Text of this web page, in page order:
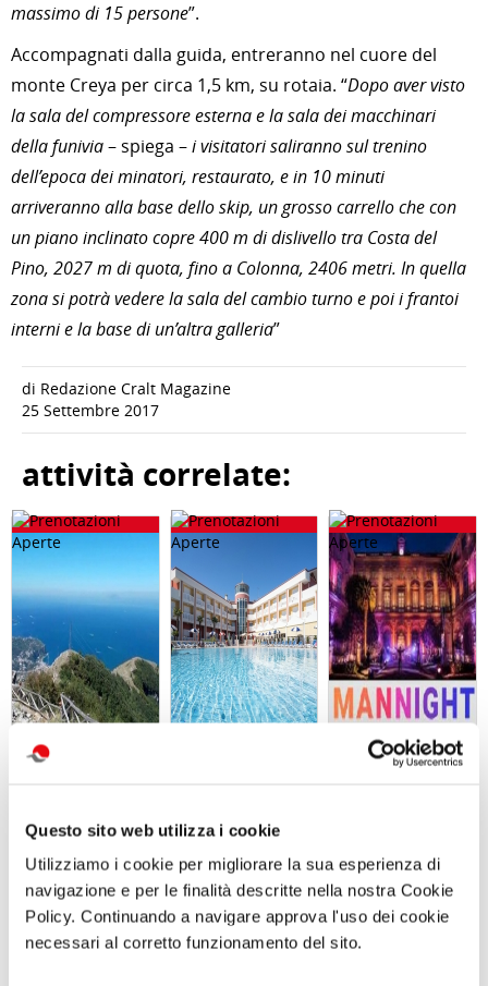
Questo sito web utilizza i cookie
Utilizziamo i cookie per migliorare la sua esperienza di
navigazione e per le finalità descritte nella nostra Cookie
Policy. Continuando a navigare approva l'uso dei cookie
necessari al corretto funzionamento del sito.
massimo di 15 persone”.
Accompagnati dalla guida, entreranno nel cuore del
monte Creya per circa 1,5 km, su rotaia. “Dopo aver visto
la sala del compressore esterna e la sala dei macchinari
della funivia– spiega –i visitatori saliranno sul trenino
dell’epoca dei minatori, restaurato, e in 10 minuti
arriveranno alla base dello skip, un grosso carrello che con
un piano inclinato copre 400 m di dislivello tra Costa del
Pino, 2027 m di quota, fino a Colonna, 2406 metri. In quella
zona si potrà vedere la sala del cambio turno e poi i frantoi
interni e la base di un’altra galleria”
di Redazione Cralt Magazine
25 Settembre 2017
attività correlate:
Trekking con
SUL GOLFO
Sabato 19
Settembre 2026
ore 09:30
o dall 11 al 13
settembre
Visita serale
MUSICA E
PERFORMANCE
Sabato 26
Settembre ore
19:30